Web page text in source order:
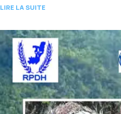
nécessite un renforcement
LIRE LA SUITE